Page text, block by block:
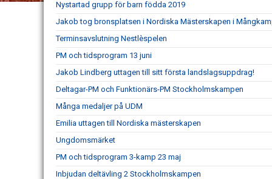
Nystartad grupp för barn födda 2019
Jakob tog bronsplatsen i Nordiska Mästerskapen i
Terminsavslutning Nestlèspelen
PM och tidsprogram 13 juni
Jakob Lindberg uttagen till sitt första landslagsuppdrag!
Deltagar-PM och Funktionärs-PM Stockholmskampen
Många medaljer på UDM
Emilia uttagen till Nordiska mästerskapen
Ungdomsmärket
PM och tidsprogram 3-kamp 23 maj
Inbjudan deltävling 2 Stockholmskampen